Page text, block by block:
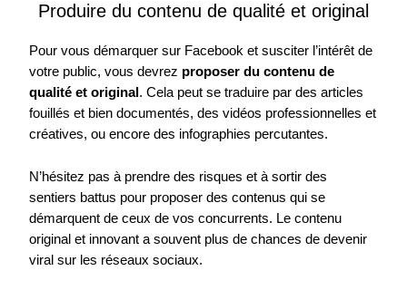
Produire du contenu de qualité et original
Pour vous démarquer sur Facebook et susciter l’intérêt de
votre public, vous devrez proposer du contenu de
qualité et original . Cela peut se traduire par des articles
fouillés et bien documentés, des vidéos professionnelles et
créatives, ou encore des infographies percutantes.
N’hésitez pas à prendre des risques et à sortir des
sentiers battus pour proposer des contenus qui se
démarquent de ceux de vos concurrents. Le contenu
original et innovant a souvent plus de chances de devenir
viral sur les réseaux sociaux.